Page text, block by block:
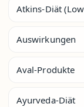
Atkins-Diät
Auswirkungen
Aval-Produkte
Ayurveda-Diät